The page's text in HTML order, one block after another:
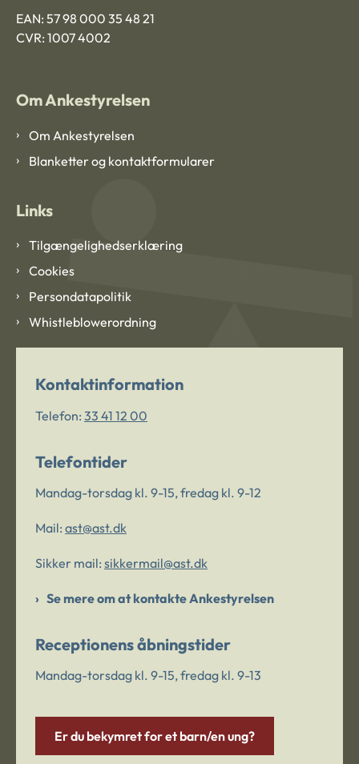
EAN: 57 98 000 35 48 21
CVR: 1007 4002
Om Ankestyrelsen
Om Ankestyrelsen
Blanketter og kontaktformularer
Links
Tilgængelighedserklæring
Cookies
Persondatapolitik
Whistleblowerordning
Kontaktinformation
Telefon: 33 41 12 00
Telefontider
Mandag-torsdag kl. 9-15, fredag kl. 9-12
Mail: ast@ast.dk
Sikker mail: sikkermail@ast.dk
Se mere om at kontakte Ankestyrelsen
Receptionens åbningstider
Mandag-torsdag kl. 9-15, fredag kl. 9-13
Er du bekymret for et barn/en ung?